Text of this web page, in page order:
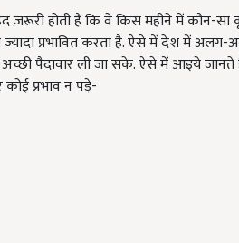
होती है कि वे किस महीने में कौन-सा
प्रभावित करता है. ऐसे में देश में
पैदावार ली जा सके. ऐसे में आइये जानते
प्रभाव न पड़े-